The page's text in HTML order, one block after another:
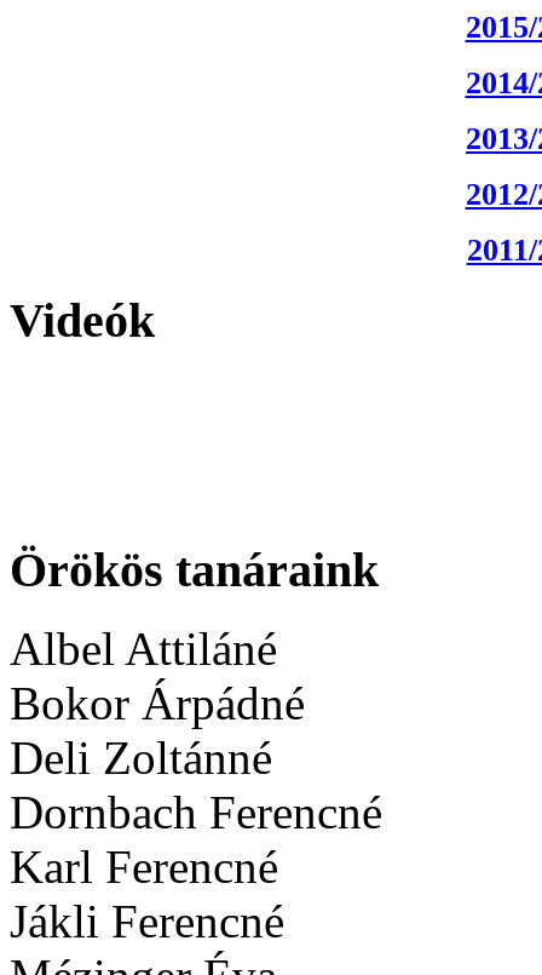
Videók
Örökös tanáraink
Albel Attiláné
Bokor Árpádné
Deli Zoltánné
Dornbach Ferencné
Karl Ferencné
Jákli Ferencné